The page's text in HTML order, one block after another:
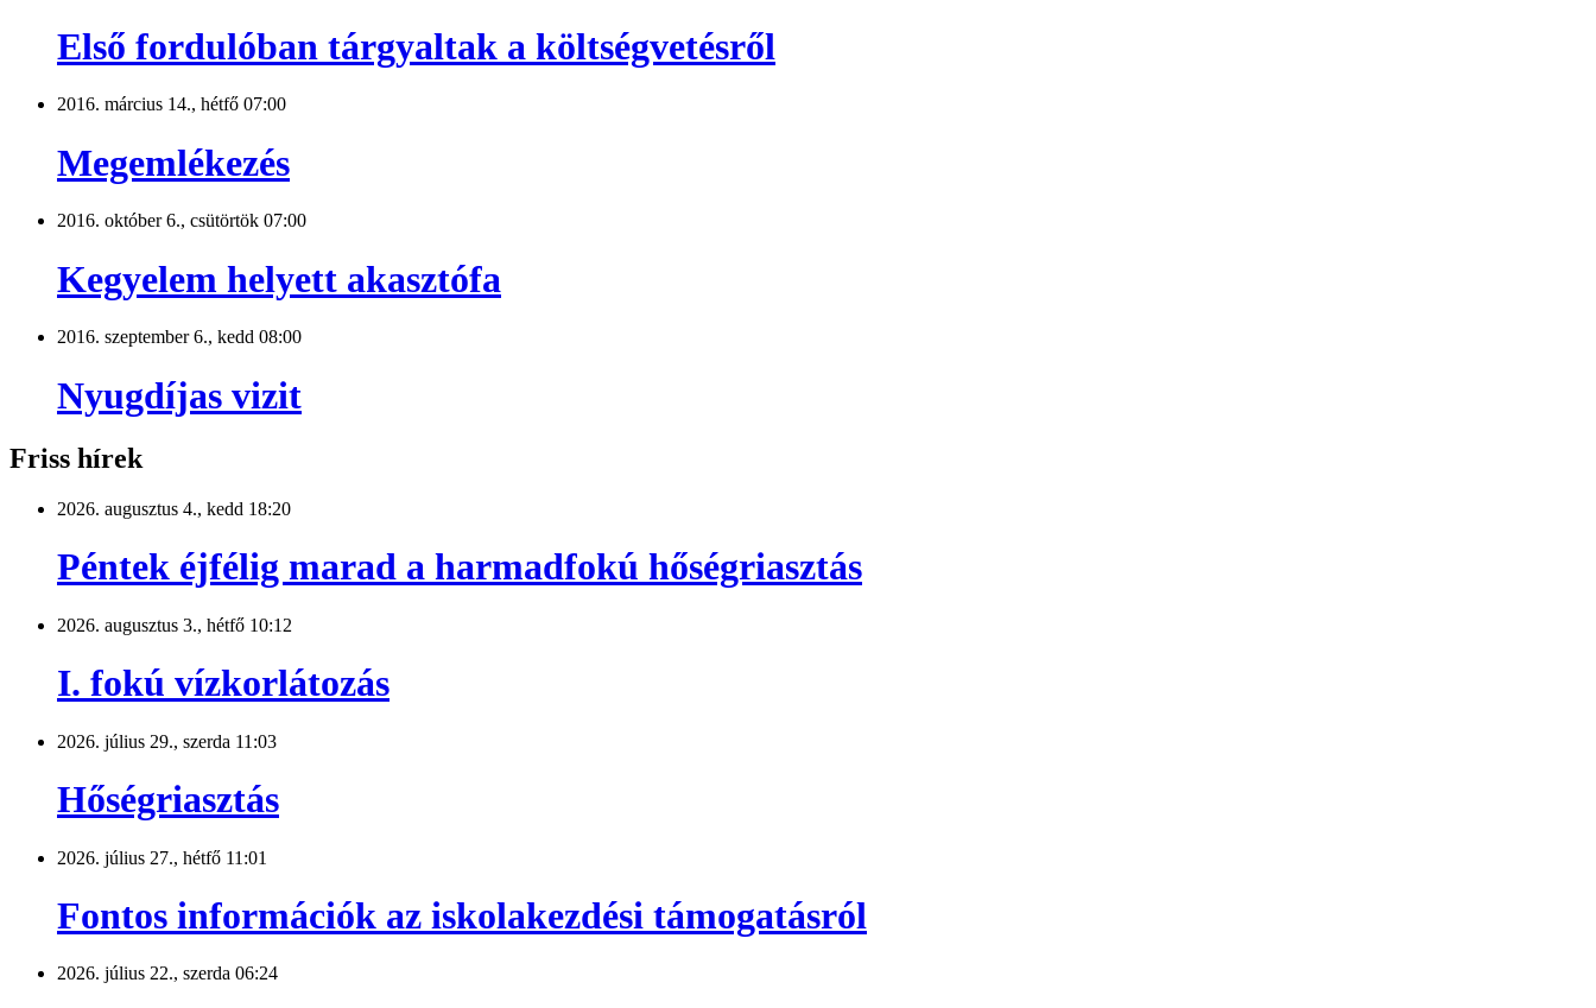
Első fordulóban tárgyaltak a költségvetésről
2016. március 14., hétfő 07:00
Megemlékezés
2016. október 6., csütörtök 07:00
Kegyelem helyett akasztófa
2016. szeptember 6., kedd 08:00
Nyugdíjas vizit
Friss hírek
2026. augusztus 4., kedd 18:20
Péntek éjfélig marad a harmadfokú hőségriasztás
2026. augusztus 3., hétfő 10:12
I. fokú vízkorlátozás
2026. július 29., szerda 11:03
Hőségriasztás
2026. július 27., hétfő 11:01
Fontos információk az iskolakezdési támogatásról
2026. július 22., szerda 06:24